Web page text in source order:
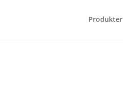
Produkter